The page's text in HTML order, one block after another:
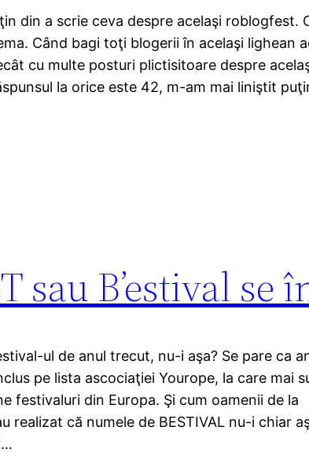
din a scrie ceva despre acelaşi roblogfest.
Când bagi toţi blogerii în acelaşi lighean
cu multe posturi plictisitoare despre
la orice este 42, m-am mai liniştit
sau B’estival se
ul de anul trecut, nu-i aşa? Se pare ca
pe lista ascociaţiei Yourope, la care mai
festivaluri din Europa. Şi cum oamenii de la
realizat că numele de BESTIVAL nu-i chiar